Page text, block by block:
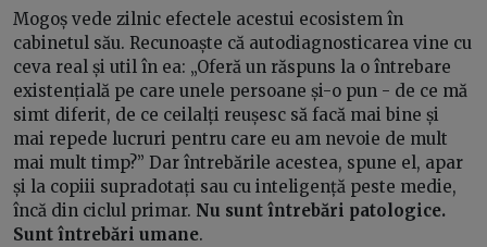
Mogoș vede zilnic efectele acestui ecosistem în
cabinetul său. Recunoaște că autodiagnosticarea vine cu
ceva real și util în ea: „Oferă un răspuns la o întrebare
existențială pe care unele persoane și-o pun - de ce mă
simt diferit, de ce ceilalți reușesc să facă mai bine și
mai repede lucruri pentru care eu am nevoie de mult
mai mult timp?” Dar întrebările acestea, spune el, apar
și la copiii supradotați sau cu inteligență peste medie,
încă din ciclul primar. Nu sunt întrebări patologice.
Sunt întrebări umane.